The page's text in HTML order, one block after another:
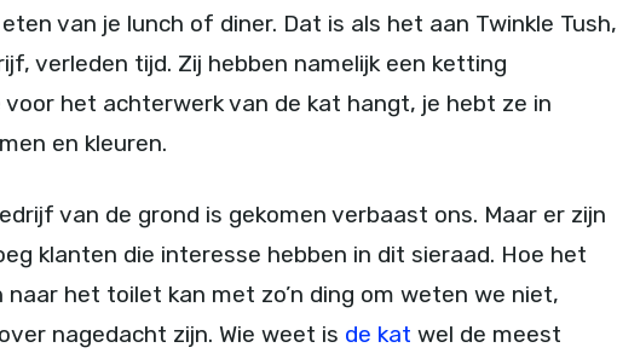
van je lunch of diner. Dat is als het aan Twinkle Tush,
verleden tijd. Zij hebben namelijk een ketting
het achterwerk van de kat hangt, je hebt ze in
en kleuren.
van de grond is gekomen verbaast ons. Maar er zijn
klanten die interesse hebben in dit sieraad. Hoe het
naar het toilet kan met zo’n ding om weten we niet,
nagedacht zijn. Wie weet is de kat wel de meest